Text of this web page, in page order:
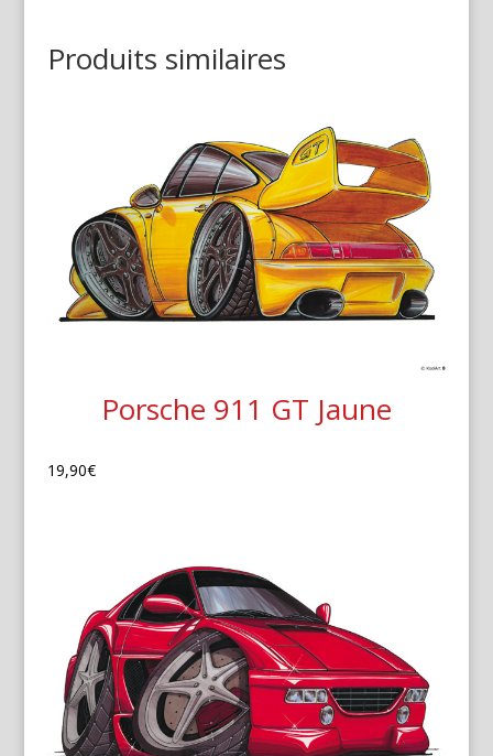
Produits similaires
Porsche 911 GT Jaune
19,90€